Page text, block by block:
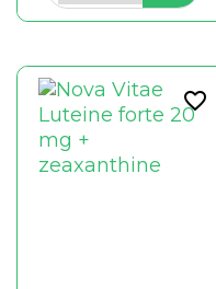
favorite_border